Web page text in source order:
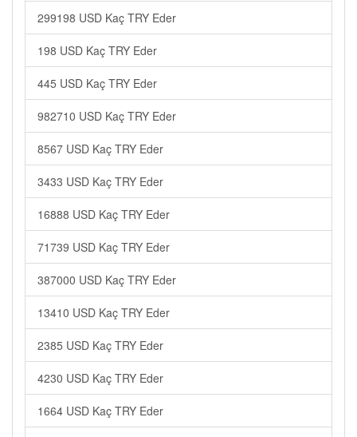
299198 USD Kaç TRY Eder
198 USD Kaç TRY Eder
445 USD Kaç TRY Eder
982710 USD Kaç TRY Eder
8567 USD Kaç TRY Eder
3433 USD Kaç TRY Eder
16888 USD Kaç TRY Eder
71739 USD Kaç TRY Eder
387000 USD Kaç TRY Eder
13410 USD Kaç TRY Eder
2385 USD Kaç TRY Eder
4230 USD Kaç TRY Eder
1664 USD Kaç TRY Eder